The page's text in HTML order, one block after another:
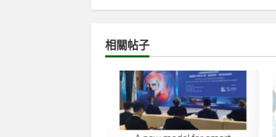
相關帖子